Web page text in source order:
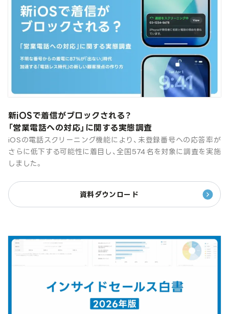
新iOSで着信がブロックされる？
「営業電話への対応」に関する実態調査
iOSの電話スクリーニング機能により、未登録番号への応答率が
さらに低下する可能性に着目し、全国574名を対象に調査を実施
しました。
資料ダウンロード